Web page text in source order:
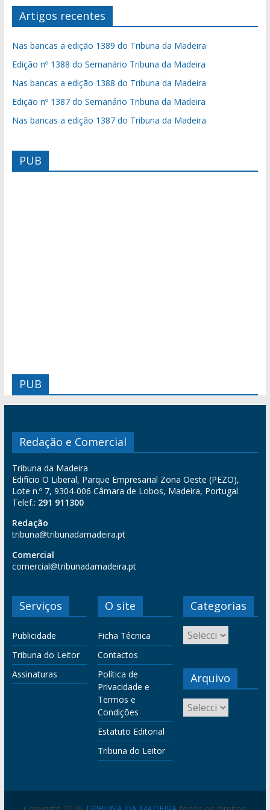
Artigos recentes
Nas bancas a edição 1389 do Tribuna da Madeira
Edição nº 1388 do Semanário Tribuna da Madeira
Nas bancas a edição 1388 do Tribuna da Madeira
Edição nº 1387 do Semanário Tribuna da Madeira
Nas bancas a edição 1387 do Tribuna da Madeira
PUB
PUB
Redação e Comercial
Tribuna da Madeira
Edifício O Liberal, Parque Empresarial Zona Oeste (PEZO),
Lote n.º 7, 9304-006 Câmara de Lobos, Madeira, Portugal
Telef.: 291 911300
Redação
tribuna@tribunadamadeira.pt
Comercial
comercial@tribunadamadeira.pt
Serviços
Publicidade
Tribuna do Leitor
Assinaturas
O site
Ficha Técnica
Contactos
Política de
Privacidade e
Termos e
Condições
Estatuto Editorial
Tribuna do Leitor
Categorias
Arquivo